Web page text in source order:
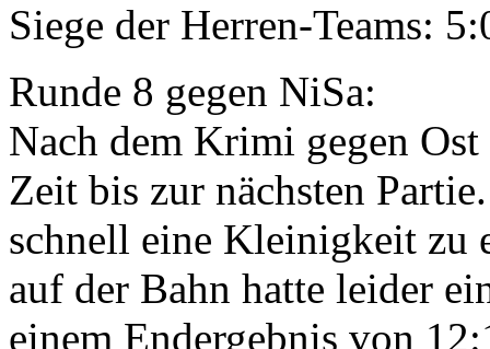
Siege der Herren-Teams:
Runde 8 gegen NiSa:
Nach dem Krimi gegen
Zeit bis zur nächsten
schnell eine Kleinigkeit zu
auf der Bahn hatte leider
einem Endergebnis von